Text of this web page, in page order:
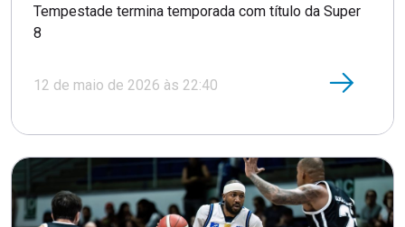
Tempestade termina temporada com título da Super
8
12 de maio de 2026 às 22:40